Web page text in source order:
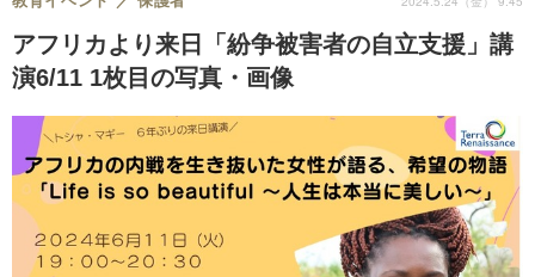
アフリカより来日「紛争被害者の自立支援」講
演6/11 1枚目の写真・画像